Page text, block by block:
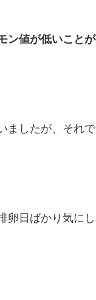
ン値が低いことが
ましたが、それで
卵日ばかり気にし